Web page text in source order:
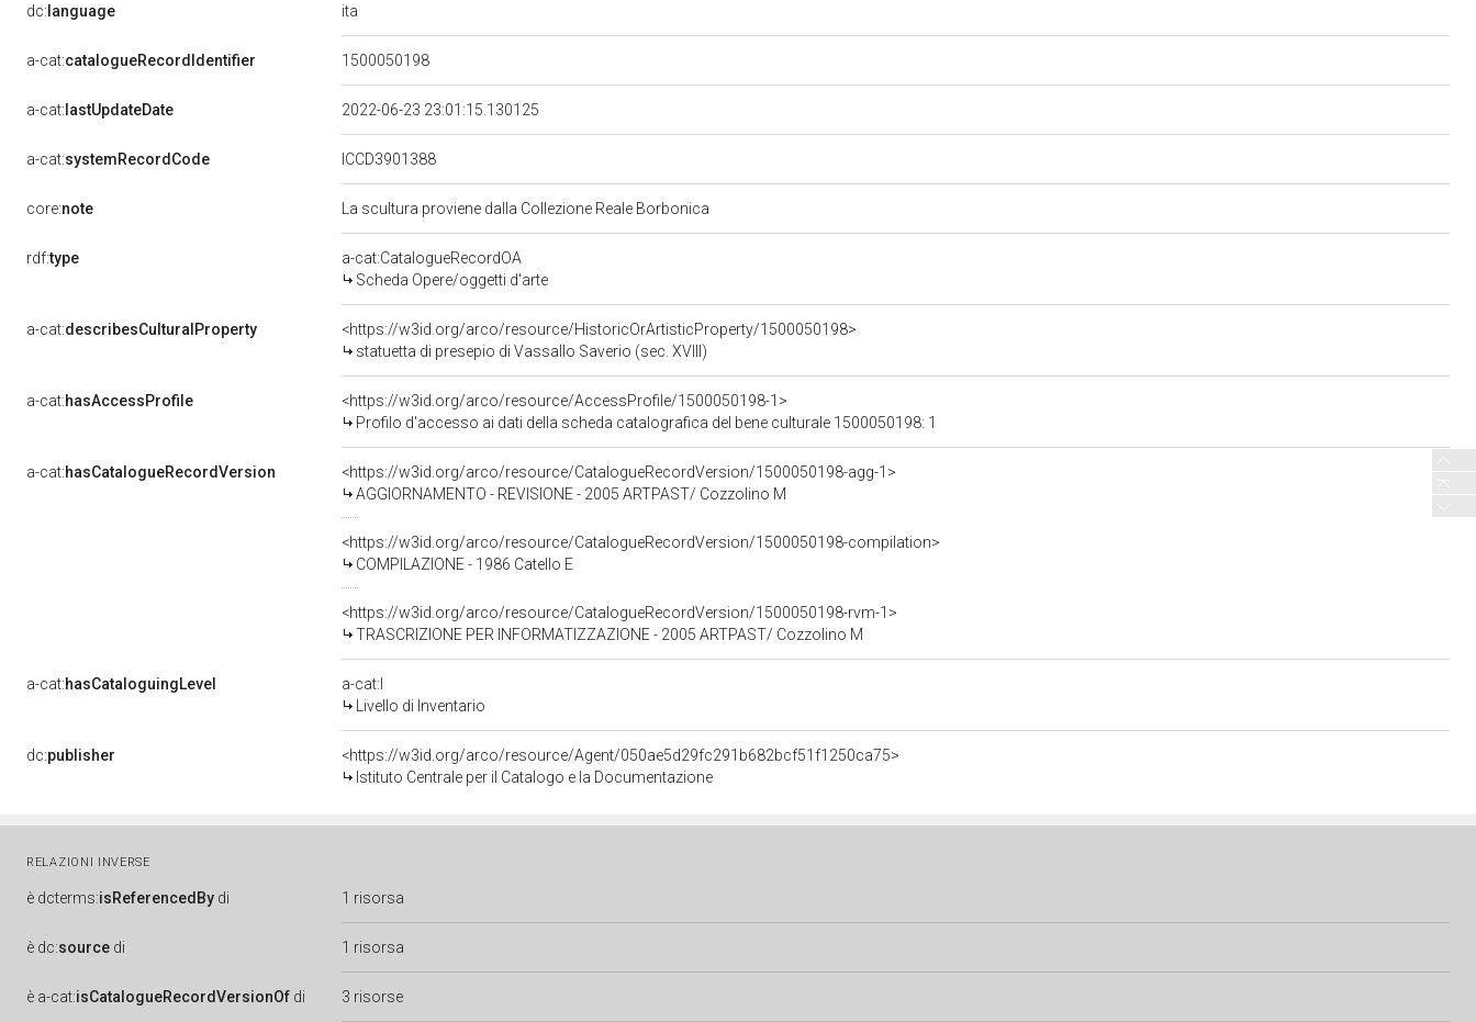
dc: language ita
a-cat:catalogueRecordIdentifier 1500050198
a-cat: lastUpdateDate 2022-06-23 23:01:15.130125
a-cat:systemRecordCode ICCD3901388
core:note La scultura proviene dalla Collezione Reale Borbonica
rdf:type
a-cat:CatalogueRecordOA
Scheda Opere/oggetti d'arte
a-cat:describesCulturalProperty
<https://w3id.org/arco/resource/HistoricOrArtisticProperty/1500050198>
statuetta di presepio di Vassallo Saverio (sec. XVIII)
a-cat:hasAccessProfile
<https://w3id.org/arco/resource/AccessProfile/1500050198-1>
Profilo d'accesso ai dati della scheda catalografica del bene culturale 1500050198: 1
a-cat:hasCatalogueRecordVersion
<https://w3id.org/arco/resource/CatalogueRecordVersion/1500050198-agg-1>
AGGIORNAMENTO - REVISIONE - 2005 ARTPAST/ Cozzolino M
<https://w3id.org/arco/resource/CatalogueRecordVersion/1500050198-compilation>
COMPILAZIONE - 1986 Catello E
<https://w3id.org/arco/resource/CatalogueRecordVersion/1500050198-rvm-1>
TRASCRIZIONE PER INFORMATIZZAZIONE - 2005 ARTPAST/ Cozzolino M
a-cat:hasCataloguingLevel
a-cat:I
Livello di Inventario
dc:publisher
<https://w3id.org/arco/resource/Agent/050ae5d29fc291b682bcf51f1250ca75>
Istituto Centrale per il Catalogo e la Documentazione
RELAZIONI INVERSE
è dcterms:isReferencedBy di 1 risorsa
è dc:source di 1 risorsa
è a-cat:isCatalogueRecordVersionOf di 3 risorse